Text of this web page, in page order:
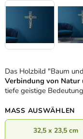
Das Holzbild "Baum
Verbindung von Natur
tiefe geistige
MASS AUSWÄHLEN
32,5 x 23,5 cm